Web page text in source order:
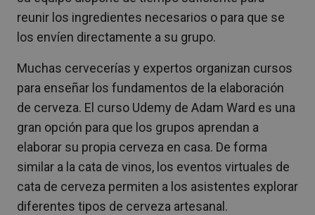
reunir los ingredientes necesarios o para que se
los envíen directamente a su grupo.
Muchas cervecerías y expertos organizan cursos
para enseñar los fundamentos de la elaboración
de cerveza. El curso Udemy de Adam Ward es una
gran opción para que los grupos aprendan a
elaborar su propia cerveza en casa. De forma
similar a la cata de vinos, los eventos virtuales de
cata de cerveza permiten a los asistentes explorar
diferentes tipos de cerveza artesanal.